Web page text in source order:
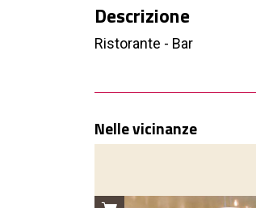
Descrizione
Ristorante - Bar
Nelle vicinanze